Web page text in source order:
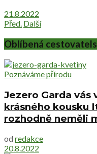
21.8.2022
Před. Další
Oblíbená
Poznáváme přírodu
Jezero Garda vás
krásného kousku
rozhodně neměli
od redakce
20.8.2022